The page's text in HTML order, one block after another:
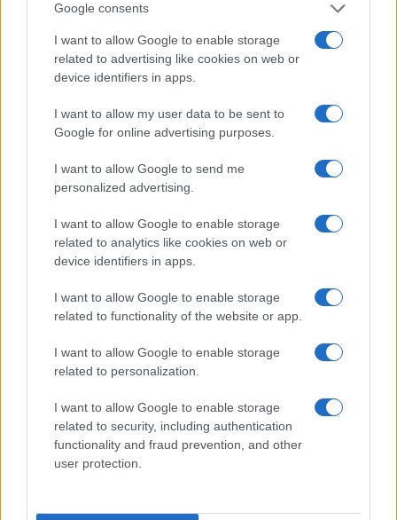
Google consents
I want to allow Google to enable storage
related to advertising like cookies on web or
device identifiers in apps.
I want to allow my user data to be sent to
Google for online advertising purposes.
I want to allow Google to send me
personalized advertising.
I want to allow Google to enable storage
related to analytics like cookies on web or
device identifiers in apps.
I want to allow Google to enable storage
related to functionality of the website or app.
I want to allow Google to enable storage
related to personalization.
I want to allow Google to enable storage
related to security, including authentication
functionality and fraud prevention, and other
user protection.